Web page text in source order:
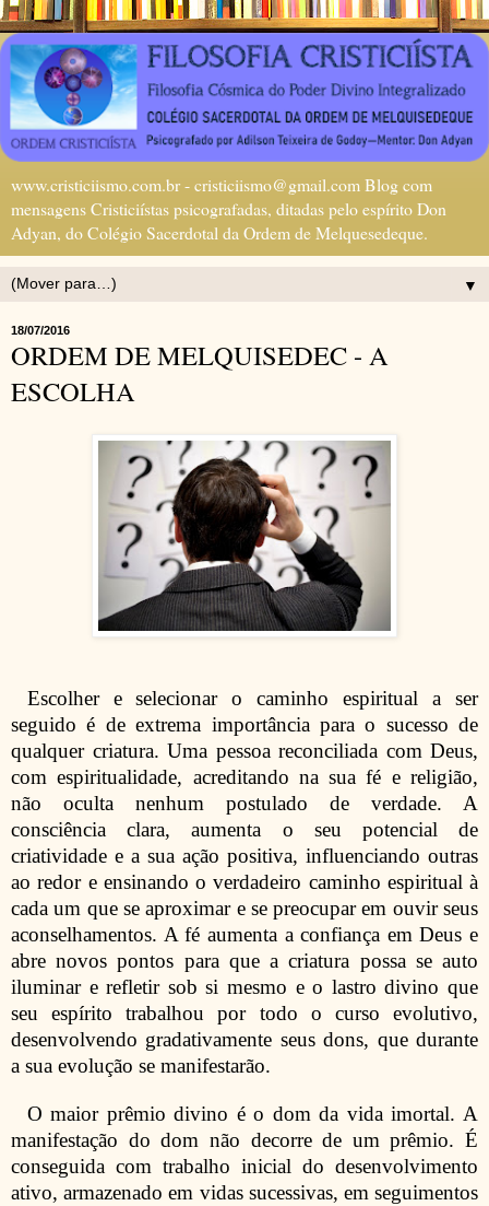
www.cristiciismo.com.br - cristiciismo@gmail.com Blog com
mensagens Cristiciístas psicografadas, ditadas pelo espírito Don
Adyan, do Colégio Sacerdotal da Ordem de Melquesedeque.
▼
18/07/2016
ORDEM DE MELQUISEDEC - A
ESCOLHA
Escolher e selecionar o caminho espiritual a ser
seguido é de extrema importância para o sucesso de
qualquer criatura. Uma pessoa reconciliada com Deus,
com espiritualidade, acreditando na sua fé e religião,
não oculta nenhum postulado de verdade. A
consciência clara, aumenta o seu potencial de
criatividade e a sua ação positiva, influenciando outras
ao redor e ensinando o verdadeiro caminho espiritual à
cada um que se aproximar e se preocupar em ouvir seus
aconselhamentos. A fé aumenta a confiança em Deus e
abre novos pontos para que a criatura possa se auto
iluminar e refletir sob si mesmo e o lastro divino que
seu espírito trabalhou por todo o curso evolutivo,
desenvolvendo gradativamente seus dons, que durante
a sua evolução se manifestarão.
O maior prêmio divino é o dom da vida imortal. A
manifestação do dom não decorre de um prêmio. É
conseguida com trabalho inicial do desenvolvimento
ativo, armazenado em vidas sucessivas, em seguimentos